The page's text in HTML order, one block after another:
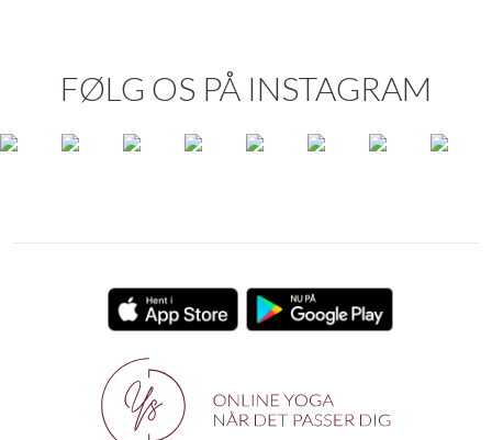
FØLG OS PÅ INSTAGRAM